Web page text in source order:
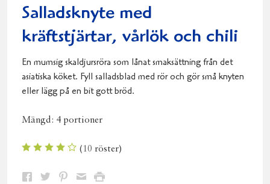
Salladsknyte med
kräftstjärtar, vårlök och chili
En mumsig skaldjursröra som lånat smaksättning från det
asiatiska köket. Fyll salladsblad med rör och gör små knyten
eller lägg på en bit gott bröd.
Mängd: 4 portioner
(10 röster)
Dela Dela Dela DelaSkriv